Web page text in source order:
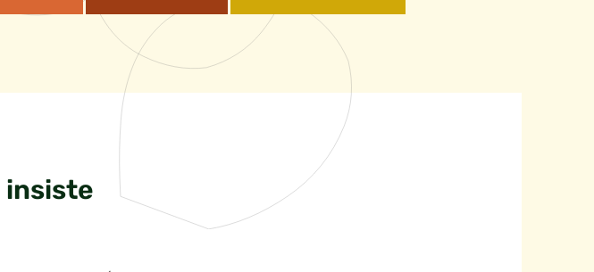
insiste